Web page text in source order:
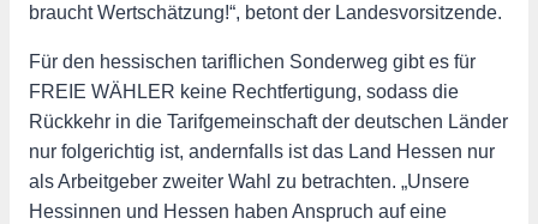
braucht Wertschätzung!“, betont der Landesvorsitzende.
Für den hessischen tariflichen Sonderweg gibt es für
FREIE WÄHLER keine Rechtfertigung, sodass die
Rückkehr in die Tarifgemeinschaft der deutschen Länder
nur folgerichtig ist, andernfalls ist das Land Hessen nur
als Arbeitgeber zweiter Wahl zu betrachten. „Unsere
Hessinnen und Hessen haben Anspruch auf eine